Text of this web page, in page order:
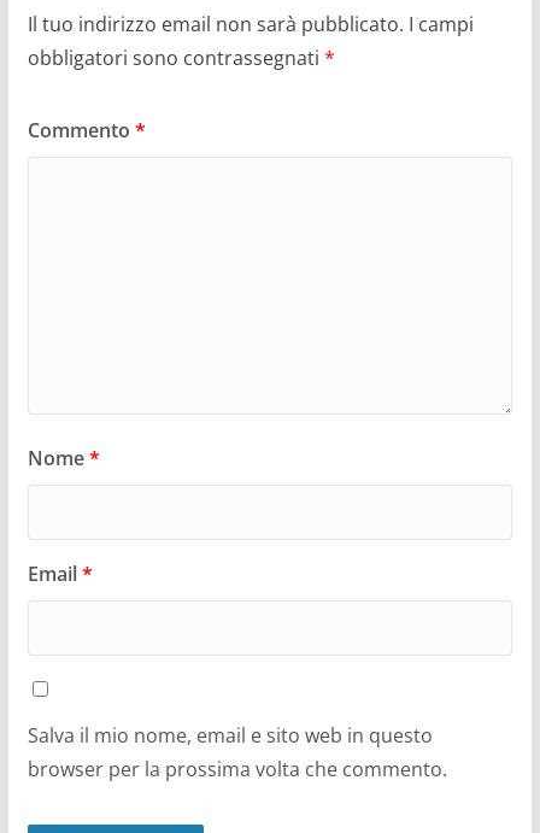
Il tuo indirizzo email non sarà pubblicato. I campi
obbligatori sono contrassegnati *
Commento *
Nome*
Email*
Salva il mio nome, email e sito web in questo
browser per la prossima volta che commento.